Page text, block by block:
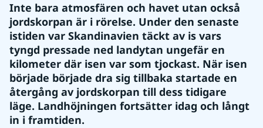
Inte bara atmosfären och havet utan också
jordskorpan är i rörelse. Under den senaste
istiden var Skandinavien täckt av is vars
tyngd pressade ned landytan ungefär en
kilometer där isen var som tjockast. När isen
började började dra sig tillbaka startade en
återgång av jordskorpan till dess tidigare
läge. Landhöjningen fortsätter idag och långt
in i framtiden.